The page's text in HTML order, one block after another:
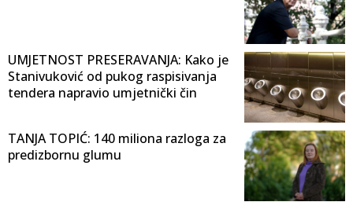
UMJETNOST PRESERAVANJA: Kako je
Stanivuković od pukog raspisivanja
tendera napravio umjetnički čin
TANJA TOPIĆ: 140 miliona razloga za
predizbornu glumu